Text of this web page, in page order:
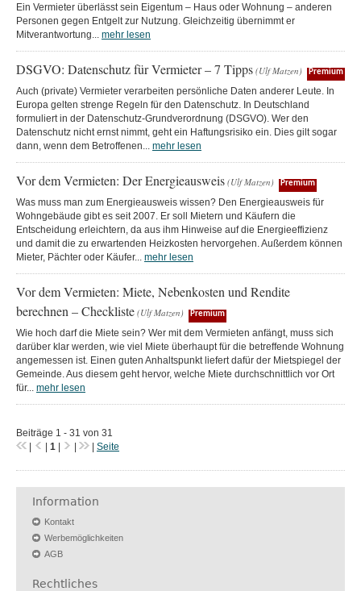
Ein Vermieter überlässt sein Eigentum – Haus oder Wohnung – anderen
Personen gegen Entgelt zur Nutzung. Gleichzeitig übernimmt er
Mitverantwortung... mehr lesen
DSGVO: Datenschutz für Vermieter – 7 Tipps (Ulf Matzen) Premium
Auch (private) Vermieter verarbeiten persönliche Daten anderer Leute. In
Europa gelten strenge Regeln für den Datenschutz. In Deutschland
formuliert in der Datenschutz-Grundverordnung (DSGVO). Wer den
Datenschutz nicht ernst nimmt, geht ein Haftungsrisiko ein. Dies gilt sogar
dann, wenn dem Betroffenen... mehr lesen
Vor dem Vermieten: Der Energieausweis (Ulf Matzen) Premium
Was muss man zum Energieausweis wissen? Den Energieausweis für
Wohngebäude gibt es seit 2007. Er soll Mietern und Käufern die
Entscheidung erleichtern, da aus ihm Hinweise auf die Energieeffizienz
und damit die zu erwartenden Heizkosten hervorgehen. Außerdem können
Mieter, Pächter oder Käufer... mehr lesen
Vor dem Vermieten: Miete, Nebenkosten und Rendite
berechnen – Checkliste (Ulf Matzen) Premium
Wie hoch darf die Miete sein? Wer mit dem Vermieten anfängt, muss sich
darüber klar werden, wie viel Miete überhaupt für die betreffende Wohnung
angemessen ist. Einen guten Anhaltspunkt liefert dafür der Mietspiegel der
Gemeinde. Aus diesem geht hervor, welche Miete durchschnittlich vor Ort
für... mehr lesen
Beiträge 1 - 31 von 31
1 Seite
Information
Kontakt
Werbemöglichkeiten
AGB
Rechtliches